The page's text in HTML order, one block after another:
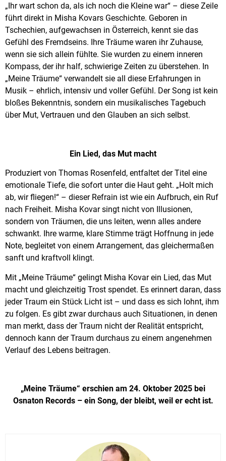
„Ihr wart schon da, als ich noch die Kleine war“ – diese Zeile
führt direkt in Misha Kovars Geschichte. Geboren in
Tschechien, aufgewachsen in Österreich, kennt sie das
Gefühl des Fremdseins. Ihre Träume waren ihr Zuhause,
wenn sie sich allein fühlte. Sie wurden zu einem inneren
Kompass, der ihr half, schwierige Zeiten zu überstehen. In
„Meine Träume“ verwandelt sie all diese Erfahrungen in
Musik – ehrlich, intensiv und voller Gefühl. Der Song ist kein
bloßes Bekenntnis, sondern ein musikalisches Tagebuch
über Mut, Vertrauen und den Glauben an sich selbst.
Ein Lied, das Mut macht
Produziert von Thomas Rosenfeld, entfaltet der Titel eine
emotionale Tiefe, die sofort unter die Haut geht. „Holt mich
ab, wir fliegen!“ – dieser Refrain ist wie ein Aufbruch, ein Ruf
nach Freiheit. Misha Kovar singt nicht von Illusionen,
sondern von Träumen, die uns leiten, wenn alles andere
schwankt. Ihre warme, klare Stimme trägt Hoffnung in jede
Note, begleitet von einem Arrangement, das gleichermaßen
sanft und kraftvoll klingt.
Mit „Meine Träume“ gelingt Misha Kovar ein Lied, das Mut
macht und gleichzeitig Trost spendet. Es erinnert daran, dass
jeder Traum ein Stück Licht ist – und dass es sich lohnt, ihm
zu folgen. Es gibt zwar durchaus auch Situationen, in denen
man merkt, dass der Traum nicht der Realität entspricht,
dennoch kann der Traum durchaus zu einem angenehmen
Verlauf des Lebens beitragen.
„Meine Träume“ erschien am 24. Oktober 2025 bei
Osnaton Records – ein Song, der bleibt, weil er echt ist.